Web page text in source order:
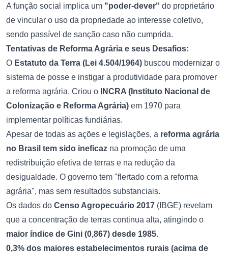
A função social implica um "poder-dever" do proprietário
de vincular o uso da propriedade ao interesse coletivo,
sendo passível de sanção caso não cumprida.
Tentativas de Reforma Agrária e seus Desafios:
O Estatuto da Terra (Lei 4.504/1964) buscou modernizar o
sistema de posse e instigar a produtividade para promover
a reforma agrária. Criou o
INCRA (Instituto Nacional de
Colonização e Reforma Agrária) em 1970 para
implementar políticas fundiárias.
Apesar de todas as ações e legislações, a reforma agrária
no Brasil tem sido ineficaz na promoção de uma
redistribuição efetiva de terras e na redução da
desigualdade. O governo tem "flertado com a reforma
agrária", mas sem resultados substanciais.
Os dados do Censo Agropecuário 2017 (IBGE) revelam
que a concentração de terras continua alta, atingindo o
maior índice de Gini (0,867) desde 1985.
0,3% dos maiores estabelecimentos rurais (acima de